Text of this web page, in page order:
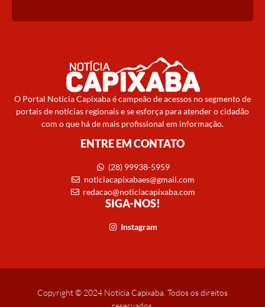
O Portal Notícia Capixaba é campeão de acessos no segmento de
portais de notícias regionais e se esforça para atender o cidadão
com o que há de mais profissional em informação.
ENTRE EM CONTATO
(28) 99938-5959
noticiacapixabaes@gmail.com
redacao@noticiacapixaba.com
SIGA-NOS!
Instagram
Copyright © 2024 Notícia Capixaba. Todos os direitos